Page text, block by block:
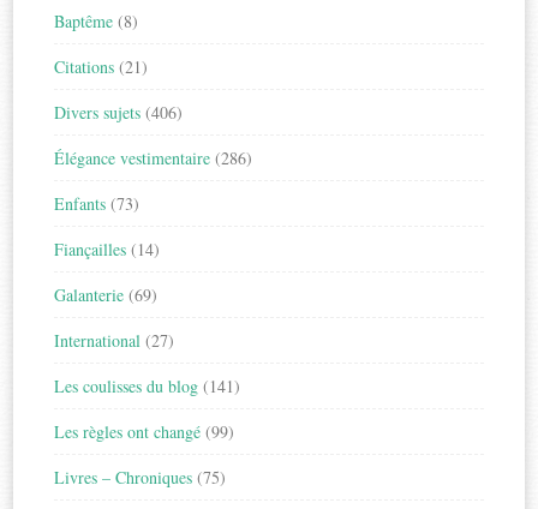
Baptême (8)
Citations (21)
Divers sujets (406)
Élégance vestimentaire (286)
Enfants (73)
Fiançailles (14)
Galanterie (69)
International (27)
Les coulisses du blog (141)
Les règles ont changé (99)
Livres – Chroniques (75)